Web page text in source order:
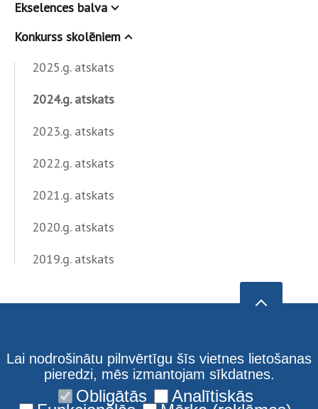
Ekselences balva
Konkurss skolēniem
2025.g. atskats
2024.g. atskats
2023.g. atskats
2022.g. atskats
2021.g. atskats
2020.g. atskats
2019.g. atskats
Lai nodrošinātu pilnvērtīgu šīs vietnes lietošanas
pieredzi, mēs izmantojam sīkdatnes.
Obligātās Analītiskās